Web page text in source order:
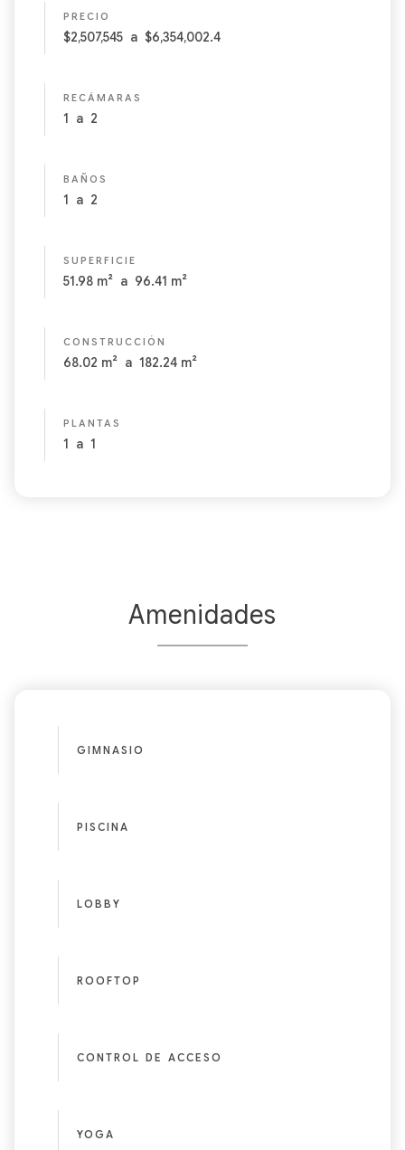
PRECIO
$2,507,545 a $6,354,002.4
RECÁMARAS
1 a 2
BAÑOS
1 a 2
SUPERFICIE
51.98 m² a 96.41 m²
CONSTRUCCIÓN
68.02 m² a 182.24 m²
PLANTAS
1 a 1
Amenidades
GIMNASIO
PISCINA
LOBBY
ROOFTOP
CONTROL DE ACCESO
YOGA